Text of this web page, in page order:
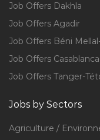
Job Offers Dakhla
Job Offers Agadir
Job Offers Béni
Job Offers
Job Offers Tanger-
Jobs by Sectors
Agriculture /